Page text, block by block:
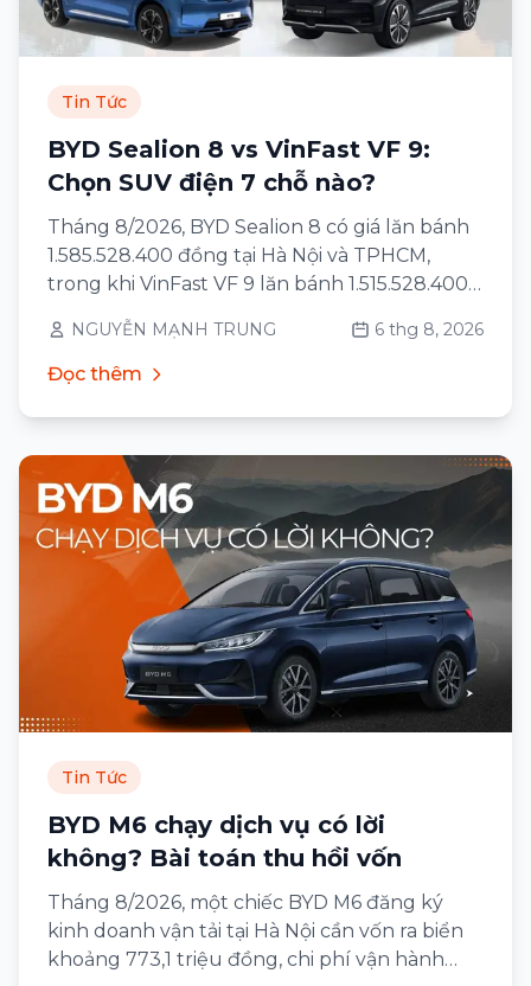
Tin Tức
BYD Sealion 8 vs VinFast VF 9:
Chọn SUV điện 7 chỗ nào?
Tháng 8/2026, BYD Sealion 8 có giá lăn bánh
1.585.528.400 đồng tại Hà Nội và TPHCM,
trong khi VinFast VF 9 lăn bánh 1.515.528.400
bản Plus — cùng khu vực, cùng cách tính
phí.
NGUYỄN MẠNH TRUNG 6 thg 8, 2026
Đọc thêm
Tin Tức
BYD M6 chạy dịch vụ có lời
không? Bài toán thu hồi vốn
Tháng 8/2026, một chiếc BYD M6 đăng ký
kinh doanh vận tải tại Hà Nội cần vốn ra biển
khoảng 773,1 triệu đồng, chi phí vận hành